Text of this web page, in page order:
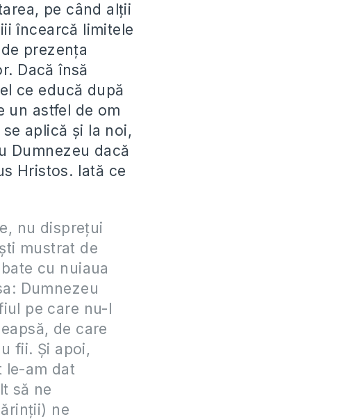
pe când alţii
încearcă limitele
prezenţa
Dacă însă
ce educă după
un astfel de om
aplică şi la noi,
Dumnezeu dacă
Hristos. Iată ce
nu dispreţui
mustrat de
cu nuiaua
Dumnezeu
pe care nu-l
de care
fii. Şi apoi,
le-am dat
să ne
ne